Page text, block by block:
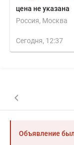
цена не указана
Россия, Москва
Сегодня, 12:37
Назад к списку
Объявление